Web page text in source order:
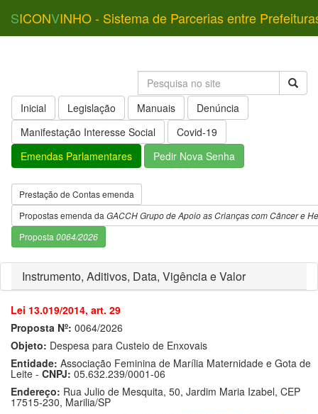
SICONVINHO - Sistema de Parcerias entre
Inicial Legislação Manuais
Denúncia
Manifestação Interesse Social
Covid-19
Emendas Parlamentares
Pedir Nova Senha
Prestação de Contas emenda
Propostas emenda da GACCH Grupo de Apoio as Crianças com Câncer e
Proposta 0064/2026
Instrumento, Aditivos, Data, Vigência e Valor
Lei 13.019/2014, art. 29
Proposta Nº: 0064/2026
Objeto: Despesa para Custeio de Enxovais
Entidade: Associação Feminina de Marília Maternidade e Gota de
Leite - CNPJ: 05.632.239/0001-06
Endereço: Rua Julio de Mesquita, 50, Jardim Maria Izabel, CEP
17515-230, Marilia/SP